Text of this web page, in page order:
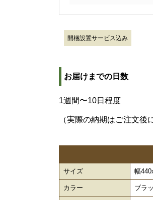
開梱設置サービス込み
お届けまでの日数
1週間〜10日程度
（実際の納期はご注文後
サイズ 幅
カラー ブラ